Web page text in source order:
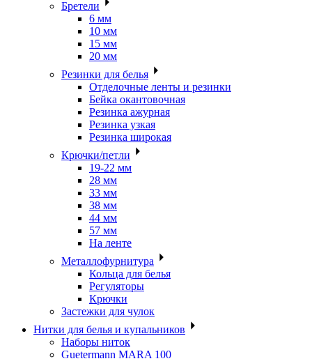
Бретели
6 мм
10 мм
15 мм
20 мм
Резинки для белья
Отделочные ленты и резинки
Бейка окантовочная
Резинка ажурная
Резинка узкая
Резинка широкая
Крючки/петли
19-22 мм
28 мм
33 мм
38 мм
44 мм
57 мм
На ленте
Металлофурнитура
Кольца для белья
Регуляторы
Крючки
Застежки для чулок
Нитки для белья и купальников
Наборы ниток
Guetermann MARA 100